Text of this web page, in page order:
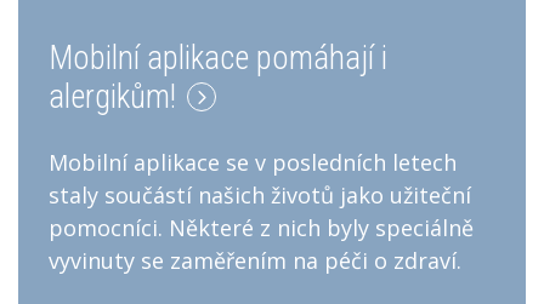
Mobilní aplikace pomáhají i
alergikům!
Mobilní aplikace se v posledních letech
staly součástí našich životů jako užiteční
pomocníci. Některé z nich byly speciálně
vyvinuty se zaměřením na péči o zdraví.